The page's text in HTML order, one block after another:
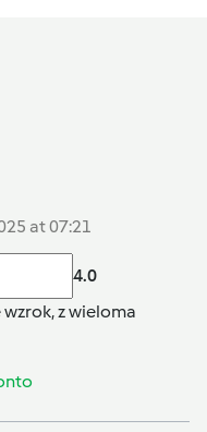
at 07:21
4.0
z wieloma